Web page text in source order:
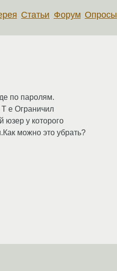
Статьи Форум Опросы
по паролям.
е Ограничил
юзер у которого
можно это убрать?